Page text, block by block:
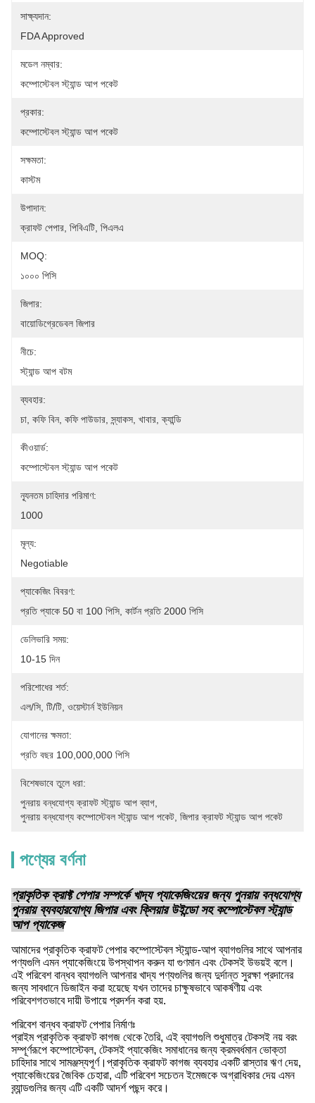
সাক্ষ্যদান:
FDA Approved
মডেল নম্বার:
কম্পোস্টেবল স্ট্যান্ড আপ পকেট
প্রকার:
কম্পোস্টেবল স্ট্যান্ড আপ পকেট
সক্ষমতা:
কাস্টম
উপাদান:
ক্রাফট পেপার, পিবিএটি, পিএলএ
MOQ:
১০০০ পিসি
জিপার:
বায়োডিগ্রেডেবল জিপার
নীচে:
স্ট্যান্ড আপ বটম
ব্যবহার:
চা, কফি বিন, কফি পাউডার, স্ন্যাকস, খাবার, ক্যান্ডি
কীওয়ার্ড:
কম্পোস্টেবল স্ট্যান্ড আপ পকেট
ন্যূনতম চাহিদার পরিমাণ:
1000
মূল্য:
Negotiable
প্যাকেজিং বিবরণ:
প্রতি প্যাকে 50 বা 100 পিসি, কার্টন প্রতি 2000 পিসি
ডেলিভারি সময়:
10-15 দিন
পরিশোধের শর্ত:
এল/সি, টি/টি, ওয়েস্টার্ন ইউনিয়ন
যোগানের ক্ষমতা:
প্রতি বছর 100,000,000 পিসি
বিশেষভাবে তুলে ধরা:
পুনরায় বন্ধযোগ্য ক্রাফট স্ট্যান্ড আপ ব্যাগ
পুনরায় বন্ধযোগ্য কম্পোস্টেবল স্ট্যান্ড আপ পকেট জিপার ক্রাফট স্ট্যান্ড আপ পকেট
পণ্যের বর্ণনা
প্রাকৃতিক ক্রাফ্ট পেপার সম্পর্কে খাদ্য প্যাকেজিংয়ের জন্য পুনরায় বন্ধযোগ্য
পুনরায় ব্যবহারযোগ্য জিপার এবং ক্লিয়ার উইন্ডো সহ কম্পোস্টেবল স্ট্যান্ড
আপ প্যাকেজ
আমাদের প্রাকৃতিক ক্রাফট পেপার কম্পোস্টেবল স্ট্যান্ড-আপ ব্যাগগুলির সাথে আপনার
পণ্যগুলি এমন প্যাকেজিংয়ে উপস্থাপন করুন যা গুণমান এবং টেকসই উভয়ই বলে।
এই পরিবেশ বান্ধব ব্যাগগুলি আপনার খাদ্য পণ্যগুলির জন্য দুর্দান্ত সুরক্ষা প্রদানের
জন্য সাবধানে ডিজাইন করা হয়েছে যখন তাদের চাক্ষুষভাবে আকর্ষণীয় এবং
পরিবেশগতভাবে দায়ী উপায়ে প্রদর্শন করা হয়.
পরিবেশ বান্ধব ক্রাফট পেপার নির্মাণঃ
প্রাইম প্রাকৃতিক ক্রাফট কাগজ থেকে তৈরি, এই ব্যাগগুলি শুধুমাত্র টেকসই নয় বরং
সম্পূর্ণরূপে কম্পোস্টেবল, টেকসই প্যাকেজিং সমাধানের জন্য ক্রমবর্ধমান ভোক্তা
চাহিদার সাথে সামঞ্জস্যপূর্ণ।প্রাকৃতিক ক্রাফট কাগজ ব্যবহার একটি রাস্তার ঋণ দেয়,
প্যাকেজিংয়ের জৈবিক চেহারা, এটি পরিবেশ সচেতন ইমেজকে অগ্রাধিকার দেয় এমন
ব্র্যান্ডগুলির জন্য এটি একটি আদর্শ পছন্দ করে।